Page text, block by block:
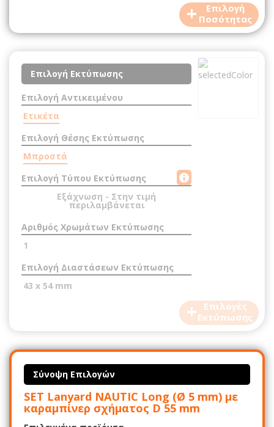
+
Επιλογή
Ποσότητας
+
Επιλογές
Εκτύπωσης
Επιλογή Εκτύπωσης
Επιλογή Αντικειμένου
Ετικέτα
Επιλογή Θέσης Εκτύπωσης
Μπροστά
Επιλογή Τύπου Εκτύπωσης
Εξάχνωση - Στην τιμή
περιλαμβάνεται
Αριθμός Χρωμάτων Εκτύπωσης
1
Επιλογή Διαστάσεων Εκτύπωσης
43 x 54 mm
Σύνοψη Επιλογών
SET Lanyard NAUTIC Long (Ø 5 mm) με
καραμπίνερ σχήματος D 55 mm